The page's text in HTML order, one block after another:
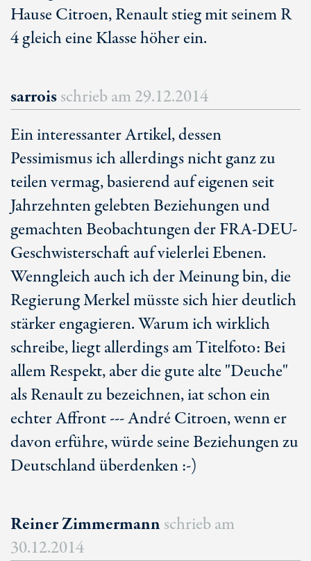
Hause Citroen, Renault stieg mit seinem R
4 gleich eine Klasse höher ein.
sarroisschrieb am 29.12.2014
Ein interessanter Artikel, dessen
Pessimismus ich allerdings nicht ganz zu
teilen vermag, basierend auf eigenen seit
Jahrzehnten gelebten Beziehungen und
gemachten Beobachtungen der FRA-DEU-
Geschwisterschaft auf vielerlei Ebenen.
Wenngleich auch ich der Meinung bin, die
Regierung Merkel müsste sich hier deutlich
stärker engagieren. Warum ich wirklich
schreibe, liegt allerdings am Titelfoto: Bei
allem Respekt, aber die gute alte "Deuche"
als Renault zu bezeichnen, iat schon ein
echter Affront --- André Citroen, wenn er
davon erführe, würde seine Beziehungen zu
Deutschland überdenken :-)
Reiner Zimmermann schrieb am
30.12.2014